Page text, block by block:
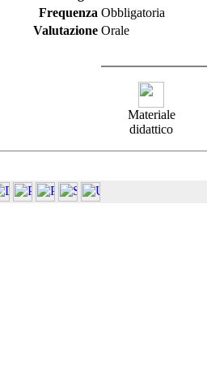
Frequenza Obbligatoria
Valutazione Orale
Materiale
didattico